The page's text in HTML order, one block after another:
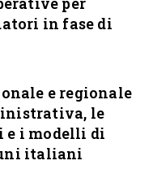
in fase di
e regionale
le
e i modelli di
italiani